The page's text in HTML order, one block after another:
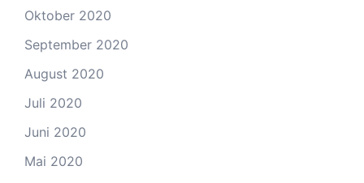
Oktober 2020
September 2020
August 2020
Juli 2020
Juni 2020
Mai 2020